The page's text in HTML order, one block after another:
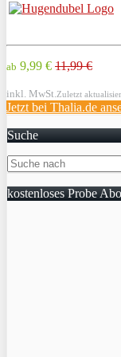
ab 9,99 € 11,99 €
inkl. MwSt. Zuletzt
Jetzt bei Thalia.de
Suche
kostenloses Probe